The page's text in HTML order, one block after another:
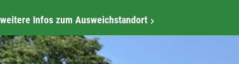
weitere Infos zum Ausweichstandort